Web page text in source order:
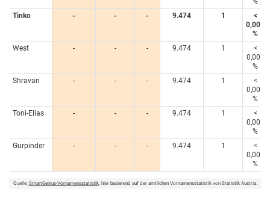
Tinko
- - - 9.474 1
<
0,005
%
West
- - - 9.474 1
<
0,005
%
Shravan
- - - 9.474 1
<
0,005
%
Toni-Elias
- - - 9.474 1
<
0,005
%
Gurpinder
- - - 9.474 1
<
0,005
%
Quelle: SmartGenius-Vornamensstatistik, hier basierend auf der amtlichen Vornamensstatistik von Statistik Austria.